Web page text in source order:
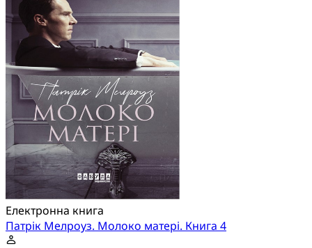
Електронна книга
Патрік Мелроуз. Молоко матері. Книга 4